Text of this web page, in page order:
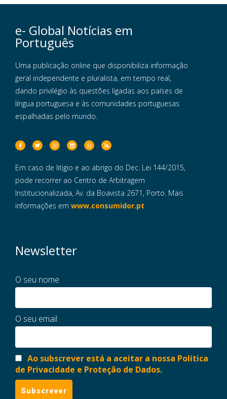
e- Global Notícias em
Português
Uma publicação online que disponibiliza informação
geral independente e pluralista, em tempo real,
dando privilégio às questões ligadas aos países de
língua portuguesa e às comunidades portuguesas
espalhadas pelo mundo.
Em caso de litigio e ao abrigo do Dec. Lei 144/2015,
pode recorrer ao Centro de Arbitragem
Institucionalizada, Av. da Boavista 2671, Porto. Mais
informações em www.consumidor.pt
Newsletter
O seu nome
O seu email
Ao subscrever está a aceitar a nossa Política
de Privacidade e Proteção de Dados.